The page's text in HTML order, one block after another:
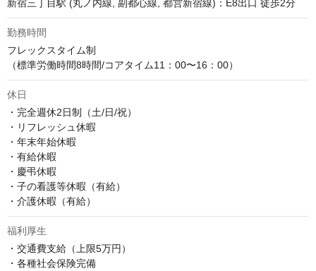
新宿三丁目駅 (丸ノ内線, 副都心線, 都営新宿線)：E8出口 徒歩2分
勤務時間
フレックスタイム制
（標準労働時間8時間/コアタイム11：00〜16：00）
休日
・完全週休2日制（土/日/祝）
・リフレッシュ休暇
・年末年始休暇
・有給休暇
・慶弔休暇
・子の看護等休暇（有給）
・介護休暇（有給）
福利厚生
・交通費支給（上限5万円）
・各種社会保険完備